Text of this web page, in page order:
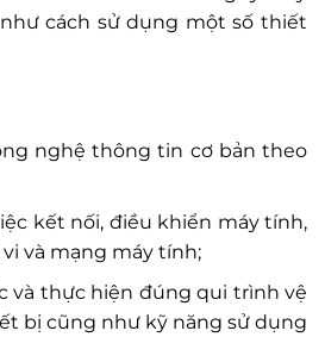
cách sử dụng một số thiết
nghệ thông tin cơ bản theo
kết nối, điều khiển máy tính,
và mạng máy tính;
và thực hiện đúng qui trình vệ
bị cũng như kỹ năng sử dụng